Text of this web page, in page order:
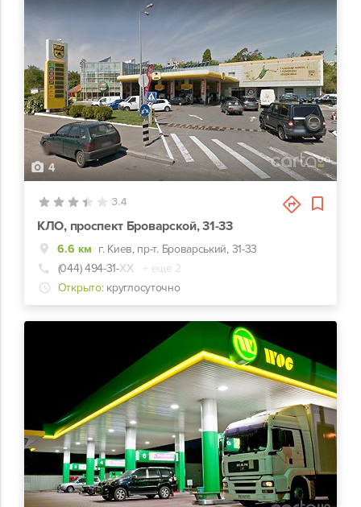
4
3.4
КЛО, проспект Броварской, 31-33
6.6 км г. Киев, пр-т. Броварський, 31-33
(044) 494-31-ХХ
+ еще 2
Открыто: круглосуточно